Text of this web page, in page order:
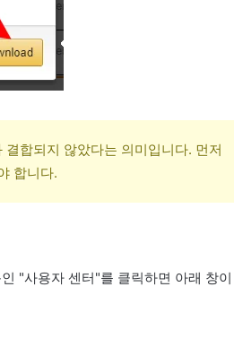
합되지 않았다는 의미입니다. 먼저
합니다.
"사용자 센터"를 클릭하면 아래 창이